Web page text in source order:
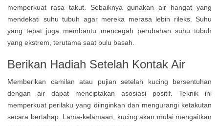
memperkuat rasa takut. Sebaiknya gunakan air hangat yang
mendekati suhu tubuh agar mereka merasa lebih rileks. Suhu
yang tepat juga membantu mencegah perubahan suhu tubuh
yang ekstrem, terutama saat bulu basah.
Berikan Hadiah Setelah Kontak Air
Memberikan camilan atau pujian setelah kucing bersentuhan
dengan air dapat menciptakan asosiasi positif. Teknik ini
memperkuat perilaku yang diinginkan dan mengurangi ketakutan
secara bertahap. Lama-kelamaan, kucing akan mulai mengaitkan